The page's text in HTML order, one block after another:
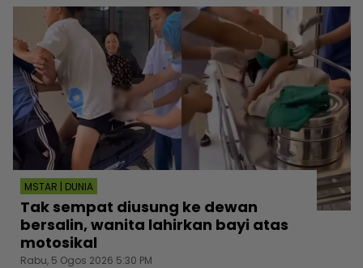
MSTAR | DUNIA
Tak sempat diusung ke dewan
bersalin, wanita lahirkan bayi atas
motosikal
Rabu, 5 Ogos 2026 5:30 PM